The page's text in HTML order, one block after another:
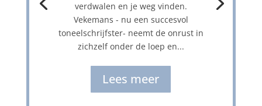
verdwalen en je weg vinden.
Vekemans - nu een succesvol
toneelschrijfster- neemt de onrust in
zichzelf onder de loep en...
Lees meer